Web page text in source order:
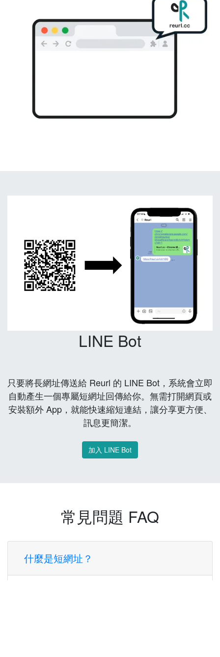
LINE Bot
只要將長網址傳送給 Reurl 的 LINE Bot，系統會立即
自動產生一個專屬短網址回傳給你。無需打開網頁或
安裝額外 App，就能快速縮短連結，讓分享更方便、
訊息更簡潔。
加入 LINE Bot
常見問題 FAQ
什麼是短網址？